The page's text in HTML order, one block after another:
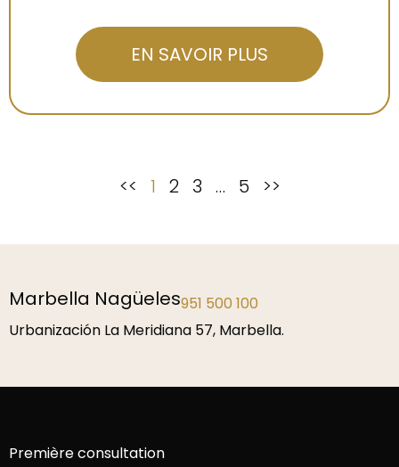
EN SAVOIR PLUS
<< 1 2 3 … 5 >>
Marbella Nagüeles951 500 100
Urbanización La Meridiana 57, Marbella.
Première consultation